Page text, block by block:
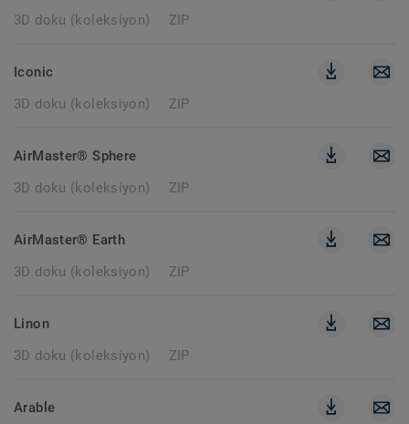
3D doku (koleksiyon)
ZIP
Iconic
3D doku (koleksiyon)
ZIP
AirMaster® Sphere
3D doku (koleksiyon)
ZIP
AirMaster® Earth
3D doku (koleksiyon)
ZIP
Linon
3D doku (koleksiyon)
ZIP
Arable